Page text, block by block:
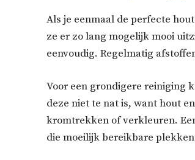
Als je eenmaal de perfecte
ze er zo lang mogelijk mooi
eenvoudig. Regelmatig
Voor een grondigere reiniging
deze niet te nat is, want hout
kromtrekken of verkleuren.
die moeilijk bereikbare